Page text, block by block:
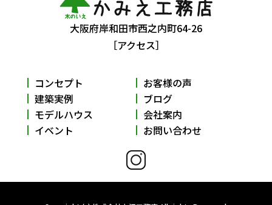
大阪府岸和田市西之内町64-26
［アクセス］
コンセプト
建築実例
モデルハウス
イベント
お客様の声
ブログ
会社案内
お問い合わせ